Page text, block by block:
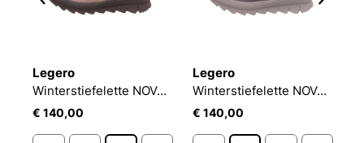
Legero
Winterstiefelette NOVARA
€ 140,00
Legero
Winterstiefelette NOVARA
€ 140,00